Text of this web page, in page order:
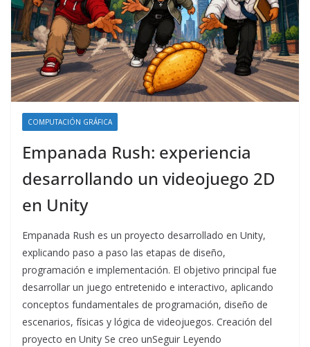
COMPUTACIÓN GRÁFICA
Empanada Rush: experiencia
desarrollando un videojuego 2D
en Unity
Empanada Rush es un proyecto desarrollado en Unity,
explicando paso a paso las etapas de diseño,
programación e implementación. El objetivo principal fue
desarrollar un juego entretenido e interactivo, aplicando
conceptos fundamentales de programación, diseño de
escenarios, físicas y lógica de videojuegos. Creación del
proyecto en Unity Se creo unSeguir Leyendo